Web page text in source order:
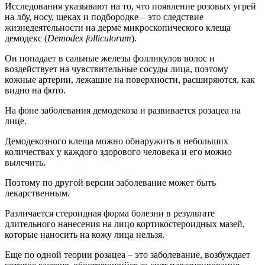
Исследования указывают на то, что появление розовых угрей
на лбу, носу, щеках и подбородке – это следствие
жизнедеятельности на дерме микроскопического клеща
демодекс (Demodex folliculorum).
Он попадает в сальные железы фолликулов волос и
воздействует на чувствительные сосуды лица, поэтому
кожные артерии, лежащие на поверхности, расширяются, как
видно на фото.
На фоне заболевания демодекоза и развивается розацеа на
лице.
Демодекозного клеща можно обнаружить в небольших
количествах у каждого здорового человека и его можно
вылечить.
Поэтому по другой версии заболевание может быть
лекарственным.
Различается стероидная форма болезни в результате
длительного нанесения на лицо кортикостероидных мазей,
которые наносить на кожу лица нельзя.
Еще по одной теории розацеа – это заболевание, возбуждает